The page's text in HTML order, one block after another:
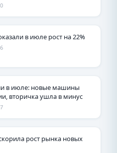
в июле рост на 22%
в июле: новые машины
вторичка ушла в минус
рост рынка новых